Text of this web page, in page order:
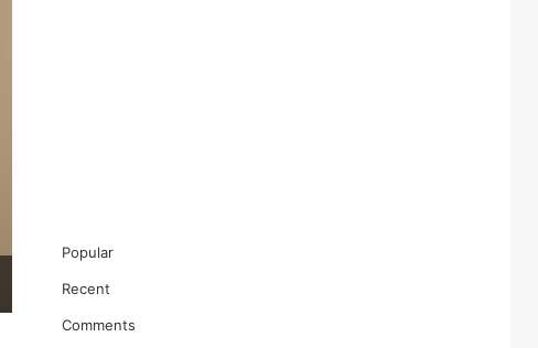
Popular
Recent
Comments